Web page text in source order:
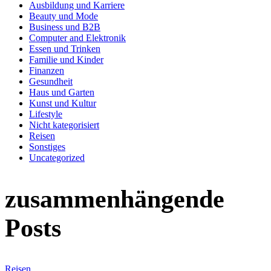
Ausbildung und Karriere
Beauty und Mode
Business und B2B
Computer and Elektronik
Essen und Trinken
Familie und Kinder
Finanzen
Gesundheit
Haus und Garten
Kunst und Kultur
Lifestyle
Nicht kategorisiert
Reisen
Sonstiges
Uncategorized
zusammenhängende
Posts
Reisen